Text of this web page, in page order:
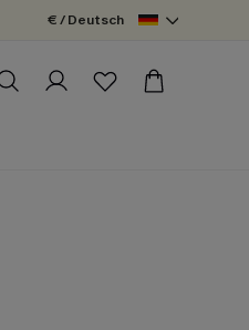
€ / Deutsch